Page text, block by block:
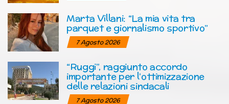
Marta Villani: “La mia vita tra
parquet e giornalismo sportivo”
7 Agosto 2026
“Ruggi”, raggiunto accordo
importante per l’ottimizzazione
delle relazioni sindacali
7 Agosto 2026